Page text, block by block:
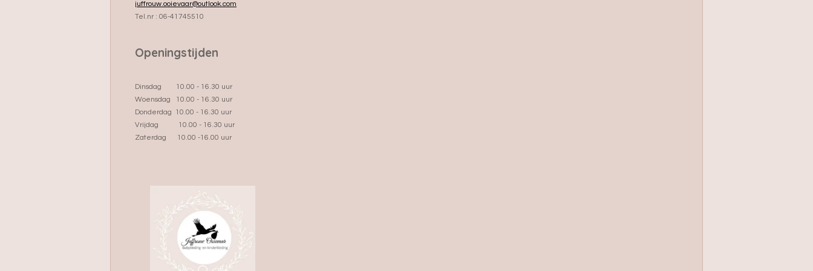
juffrouw.ooievaar@outlook.com
Tel.nr : 06-41745510
Openingstijden
Dinsdag 10.00 - 16.30 uur
Woensdag 10.00 - 16.30 uur
Donderdag 10.00 - 16.30 uur
Vrijdag 10.00 - 16.30 uur
Zaterdag 10.00 -16.00 uur